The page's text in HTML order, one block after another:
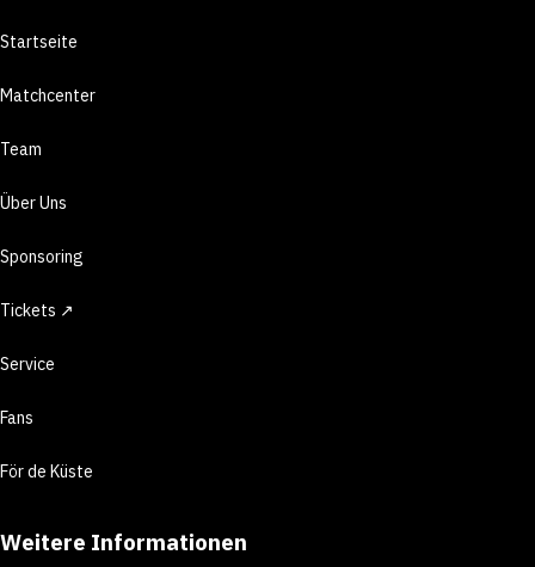
Startseite
Matchcenter
Team
Über Uns
Sponsoring
Tickets ↗
Service
Fans
För de Küste
Weitere Informationen